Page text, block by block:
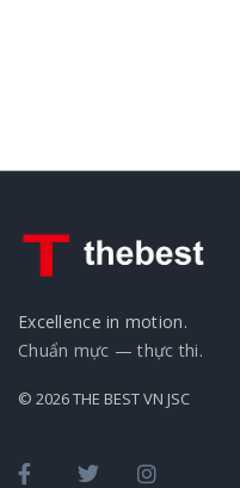
Excellence in motion.
Chuẩn mực — thực thi.
© 2026 THE BEST VN JSC